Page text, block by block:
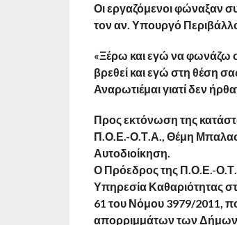
Οι εργαζόμενοι φώναξαν
τον αν. Υπουργό
«Ξέρω και εγώ να φωνάζω
βρεθεί και εγώ στη θέση
Αναρωτιέμαι γιατί δεν
Προς εκτόνωση της
Π.Ο.Ε.-Ο.Τ.Α., Θέμη
Αυτοδιοίκηση.
Ο Πρόεδρος της Π.Ο.Ε.-
Υπηρεσία Καθαριότητας
61 του Νόμου 3979/2011,
απορριμμάτων των Δήμων